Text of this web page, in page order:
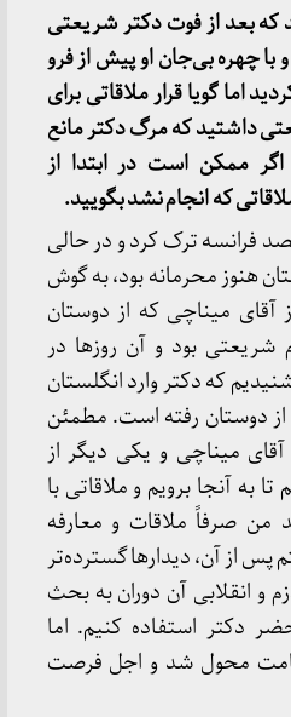
که بعد از فوت دکتر شریعتی
چهره بی‌جان او پیش از فرو
اما گویا قرار ملاقاتی برای
داشتید که مرگ دکتر مانع
ممکن است در ابتدا از
که انجام نشد بگویید.
فرانسه ترک کرد و در حالی
هنوز محرمانه بود، به گوش
میناچی که از دوستان
بود و آن روزها در
که دکتر وارد انگلستان
دوستان رفته است. مطمئن
میناچی و یکی دیگر از
به آنجا برویم و ملاقاتی با
من صرفاً ملاقات و معارفه
پس از آن، دیدار‌ها گسترده‌‌تر
و انقلابی آن دوران به بحث
دکتر استفاده کنیم. اما
محول شد و اجل فرصت